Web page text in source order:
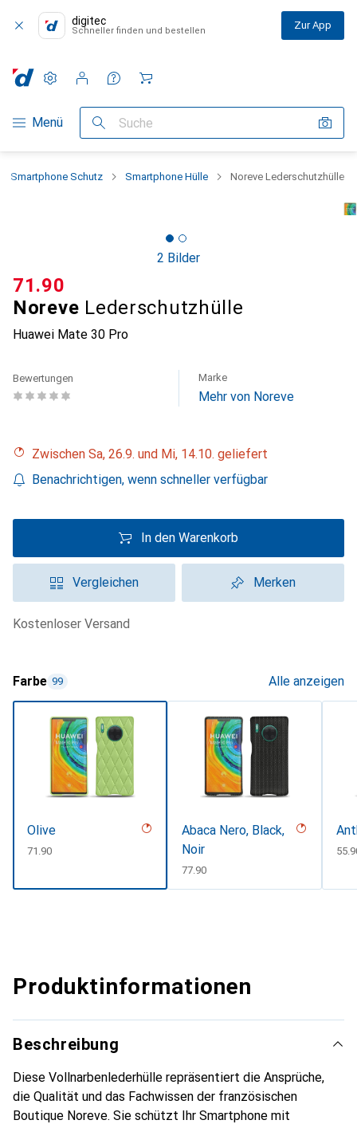
digitec
Schneller finden und bestellen Zur App
Navigation nach Kategorien
Menü Suche
Einstellungen
Kundenkonto
Vergleichslisten
Merklisten
Warenkorb
Smartphone Schutz Smartphone Hülle Noreve Lederschutzhülle
2 Bilder
Noreve Lederschutzhülle
Huawei Mate 30 Pro
CHF
71.90
Bewertungen Marke
Mehr von Noreve
Zwischen Sa, 26.9. und Mi, 14.10. geliefert
Benachrichtigen, wenn schneller verfügbar
In den Warenkorb
Vergleichen Merken
kostenloser Versand
Farbe 99 Alle anzeigen
Olive
CHF
71.90
Abaca Nero, Black,
Noir
CHF
77.90
CHF
Produktinformationen
Beschreibung
Diese Vollnarbenlederhülle repräsentiert die Ansprüche,
die Qualität und das Fachwissen der französischen
Boutique Noreve. Sie schützt Ihr Smartphone mit